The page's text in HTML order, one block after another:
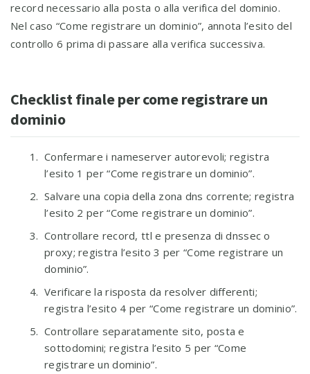
record necessario alla posta o alla verifica del dominio.
Nel caso “Come registrare un dominio”, annota l’esito del
controllo 6 prima di passare alla verifica successiva.
Checklist finale per come registrare un
dominio
Confermare i nameserver autorevoli; registra
l’esito 1 per “Come registrare un dominio”.
Salvare una copia della zona dns corrente; registra
l’esito 2 per “Come registrare un dominio”.
Controllare record, ttl e presenza di dnssec o
proxy; registra l’esito 3 per “Come registrare un
dominio”.
Verificare la risposta da resolver differenti;
registra l’esito 4 per “Come registrare un dominio”.
Controllare separatamente sito, posta e
sottodomini; registra l’esito 5 per “Come
registrare un dominio”.